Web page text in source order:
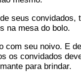
seus convidados,
na mesa do bolo.
com seu noivo. E
os convidados
para brindar.